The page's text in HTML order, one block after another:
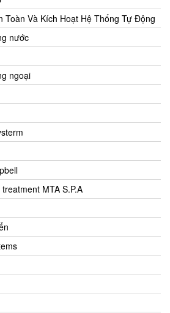
Vietnam
Toàn Và Kích Hoạt Hệ Thống Tự Động
nước
ngoại
MTA S.P.A